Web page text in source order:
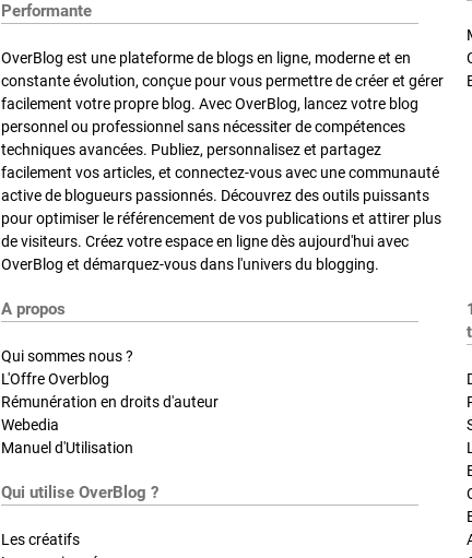
Performante
OverBlog est une plateforme de blogs en ligne, moderne et en
constante évolution, conçue pour vous permettre de créer et gérer
facilement votre propre blog. Avec OverBlog, lancez votre blog
personnel ou professionnel sans nécessiter de compétences
techniques avancées. Publiez, personnalisez et partagez
facilement vos articles, et connectez-vous avec une communauté
active de blogueurs passionnés. Découvrez des outils puissants
pour optimiser le référencement de vos publications et attirer plus
de visiteurs. Créez votre espace en ligne dès aujourd'hui avec
OverBlog et démarquez-vous dans l'univers du blogging.
A propos
Qui sommes nous ?
L'Offre Overblog
Rémunération en droits d'auteur
Webedia
Manuel d'Utilisation
Qui utilise OverBlog ?
Les créatifs